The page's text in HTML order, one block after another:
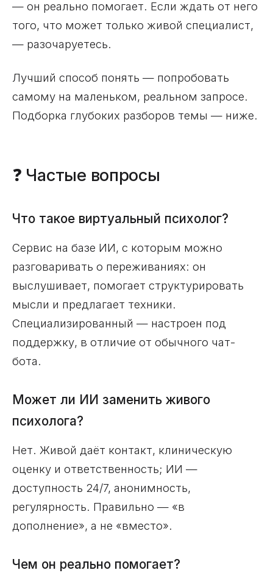
— он реально помогает. Если ждать от него
того, что может только живой специалист,
— разочаруетесь.
Лучший способ понять — попробовать
самому на маленьком, реальном запросе.
Подборка глубоких разборов темы — ниже.
❓ Частые вопросы
Что такое виртуальный психолог?
Сервис на базе ИИ, с которым можно
разговаривать о переживаниях: он
выслушивает, помогает структурировать
мысли и предлагает техники.
Специализированный — настроен под
поддержку, в отличие от обычного чат-
бота.
Может ли ИИ заменить живого
психолога?
Нет. Живой даёт контакт, клиническую
оценку и ответственность; ИИ —
доступность 24/7, анонимность,
регулярность. Правильно — «в
дополнение», а не «вместо».
Чем он реально помогает?